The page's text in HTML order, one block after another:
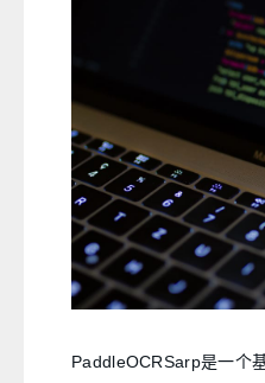
PaddleOCRSarp是一个